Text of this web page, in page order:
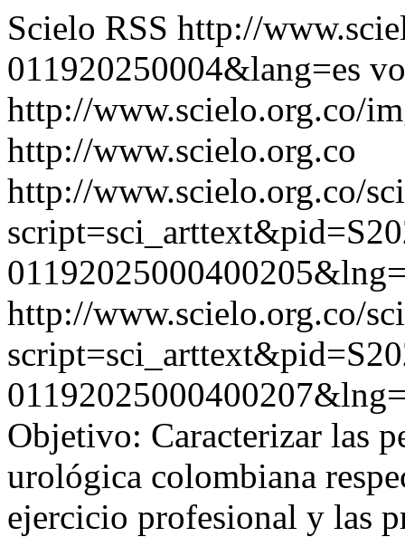
Scielo RSS http://
011920250004&lang=es
http://www.scielo.org.co/
http://www.scielo.org.co
http://www.scielo.org.co/
http://www.scielo.org.co/
Objetivo: Caracterizar las
urológica colombiana
ejercicio profesional y las